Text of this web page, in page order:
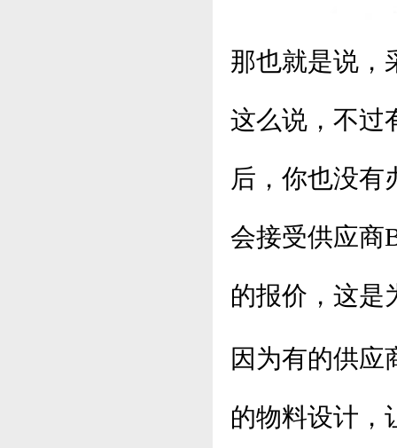
那也就是说，
这么说，不过
后，你也没有
会接受供应商
的报价，这是
因为有的供应
的物料设计，